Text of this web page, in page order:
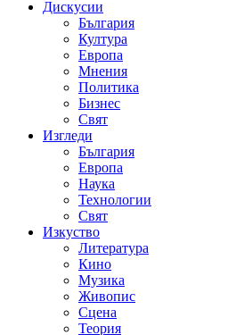
Дискусии
България
Култура
Европа
Мнения
Политика
Бизнес
Свят
Изгледи
България
Европа
Наука
Технологии
Свят
Изкуство
Литература
Кино
Музика
Живопис
Сцена
Теория